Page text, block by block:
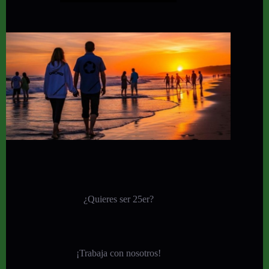
¿Quieres ser 25er?
¡Trabaja con nosotros!